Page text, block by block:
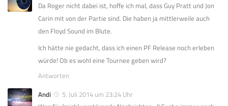
Da Roger nicht dabei ist, hoffe ich mal, dass Guy Pratt und Jon
Carin mit von der Partie sind. Die haben ja mittlerweile auch
den Floyd Sound im Blute.
Ich hätte nie gedacht, dass ich einen PF Release noch erleben
würde! Ob es wohl eine Tournee geben wird?
Antworten
Andi
5. Juli 2014 um 23:24 Uhr